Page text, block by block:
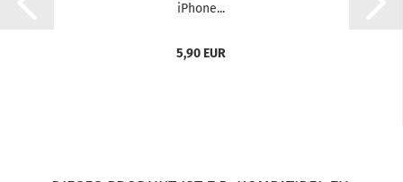
iPho­ne...
5,90 EUR